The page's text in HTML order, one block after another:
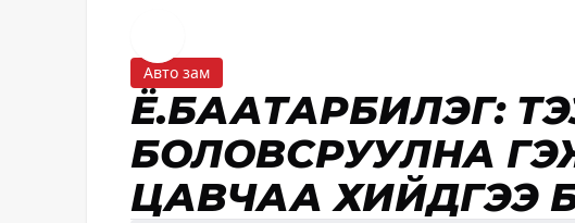
Авто зам
Ё.БААТАРБИЛЭГ:
БОЛОВСРУУЛНА
ЦАВЧАА ХИЙДГЭЭ